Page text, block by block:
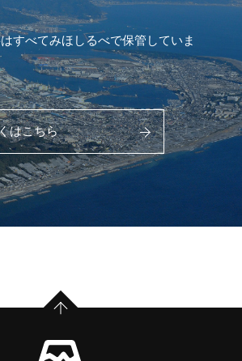
すべてみほしるべで保管していま
はこちら